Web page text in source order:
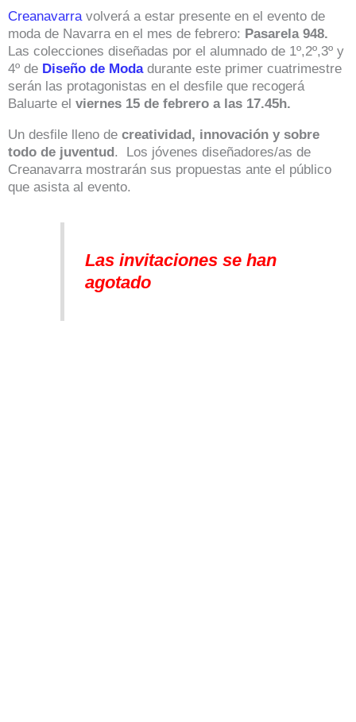
Creanavarra volverá a estar presente en el evento de
moda de Navarra en el mes de febrero: Pasarela 948.
Las colecciones diseñadas por el alumnado de 1º,2º,3º y
4º de Diseño de Modadurante este primer cuatrimestre
serán las protagonistas en el desfile que recogerá
Baluarte el viernes 15 de febrero a las 17.45h.
Un desfile lleno de creatividad, innovación y sobre
todo de juventud. Los jóvenes diseñadores/as de
Creanavarra mostrarán sus propuestas ante el público
que asista al evento.
Las invitaciones se han
agotado